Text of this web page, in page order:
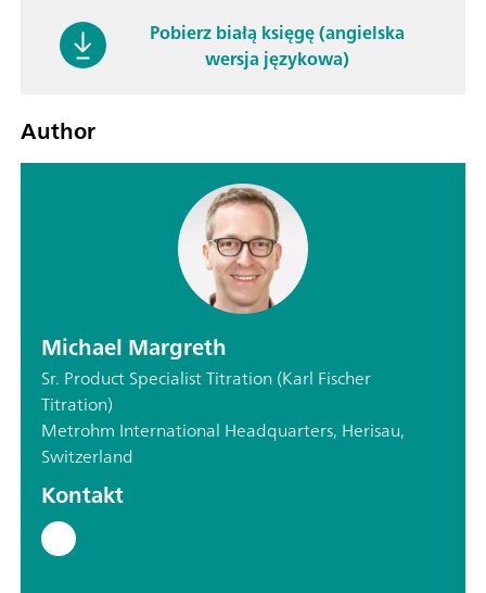
Pobierz białą księgę (angielska
wersja językowa)
Author
Michael Margreth
Sr. Product Specialist Titration (Karl Fischer
Titration)
Metrohm International Headquarters, Herisau,
Switzerland
Kontakt